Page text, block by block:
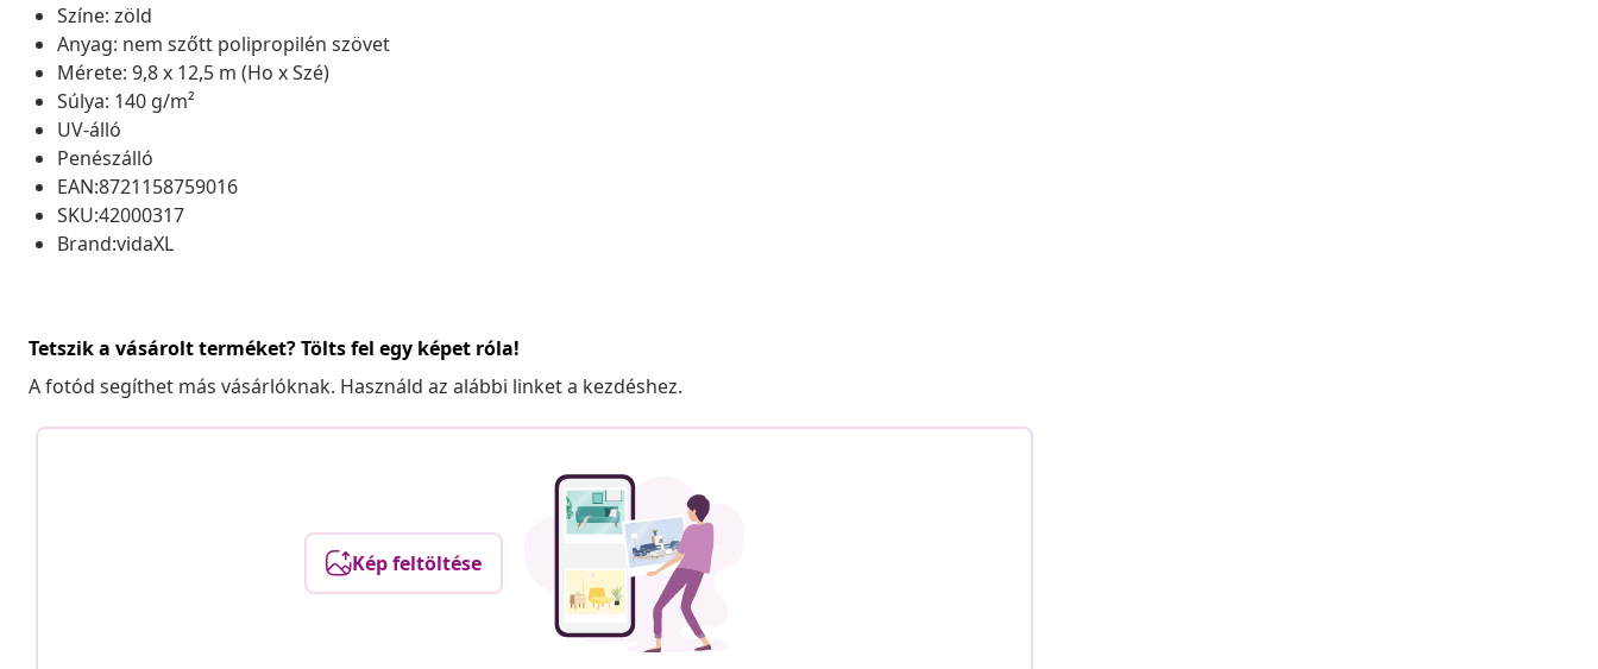
Színe: zöld
Anyag: nem szőtt polipropilén szövet
Mérete: 9,8 x 12,5 m (Ho x Szé)
Súlya: 140 g/m²
UV-álló
Penészálló​
EAN:8721158759016
SKU:42000317
Brand:vidaXL
Tetszik a vásárolt terméket? Tölts fel egy képet róla!
A fotód segíthet más vásárlóknak. Használd az alábbi linket a kezdéshez.
Kép feltöltése